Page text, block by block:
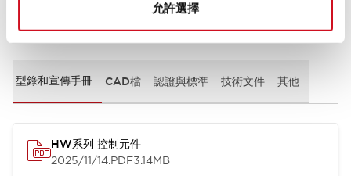
允許選擇
文件和檔案
型錄和宣傳手冊 CAD檔 認證與標準 技術文件 其他
HW系列 控制元件
2025/11/14.PDF3.14MB